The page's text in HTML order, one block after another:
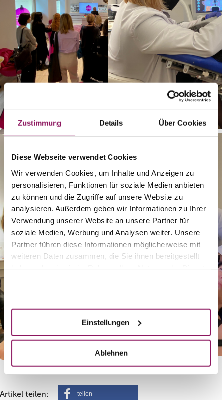
Zustimmung Details Über Cookies
Diese Webseite verwendet Cookies
Wir verwenden Cookies, um Inhalte und Anzeigen zu
personalisieren, Funktionen für soziale Medien anbieten
zu können und die Zugriffe auf unsere Website zu
analysieren. Außerdem geben wir Informationen zu Ihrer
Verwendung unserer Website an unsere Partner für
soziale Medien, Werbung und Analysen weiter. Unsere
Partner führen diese Informationen möglicherweise mit
weiteren Daten zusammen, die Sie ihnen bereitgestellt
Einstellungen
Ablehnen
Artikel teilen: teilen